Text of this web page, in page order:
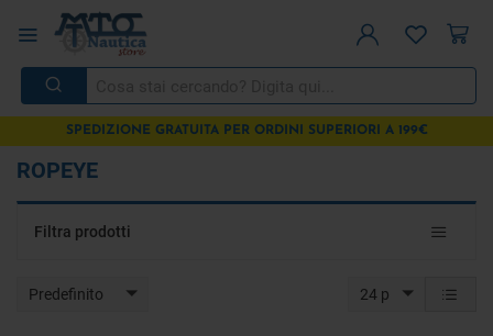
SPEDIZIONE GRATUITA PER ORDINI SUPERIORI A 199€
ROPEYE
Toggle
Filtra prodotti
Predefinito 24 p